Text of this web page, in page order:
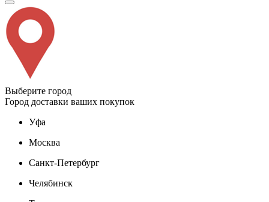
Выберите город
Город доставки ваших покупок
Уфа
Москва
Санкт-Петербург
Челябинск